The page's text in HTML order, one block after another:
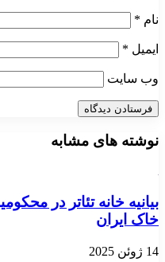
نام *
ایمیل *
وب‌ سایت
نوشته های مشابه
بیانیه خانه تئاتر در
خاک ایران
14 ژوئن 2025